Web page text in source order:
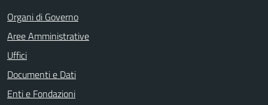
Organi di Governo
Aree Amministrative
Uffici
Documenti e Dati
Enti e Fondazioni